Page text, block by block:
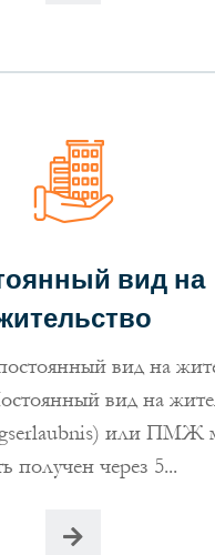
вид на
вид на
вид на
или ПМЖ
получен через 5...